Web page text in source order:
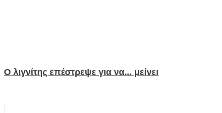
Ο λιγνίτης επέστρεψε για να... μείνει